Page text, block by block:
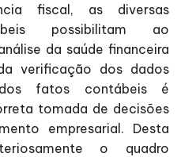
fiscal, as diversas
possibilitam ao
da saúde financeira
verificação dos dados
fatos contábeis é
tomada de decisões
empresarial. Desta
o quadro